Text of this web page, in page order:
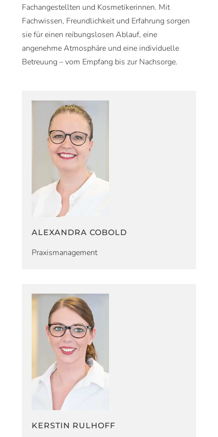
Fachangestellten und Kosmetikerinnen. Mit
Fachwissen, Freundlichkeit und Erfahrung sorgen
sie für einen reibungslosen Ablauf, eine
angenehme Atmosphäre und eine individuelle
Betreuung – vom Empfang bis zur Nachsorge.
ALEXANDRA COBOLD
Praxismanagement
KERSTIN RULHOFF